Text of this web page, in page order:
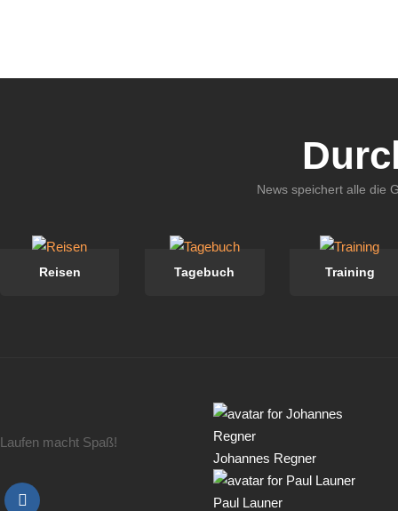
News speichert alle die
Reisen Tagebuch Training
Laufen macht Spaß!
Johannes Regner
Paul Launer